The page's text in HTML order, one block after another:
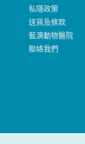
私隱政策
送貨及條款
藍澳動物醫院
聯絡我們